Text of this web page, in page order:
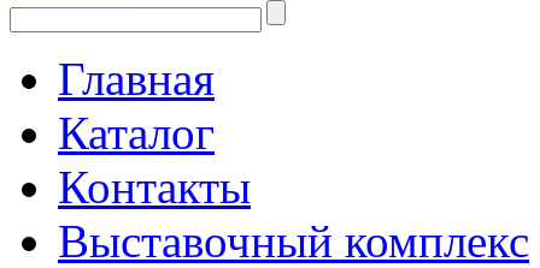
Главная
Каталог
Контакты
Выставочный комплекс